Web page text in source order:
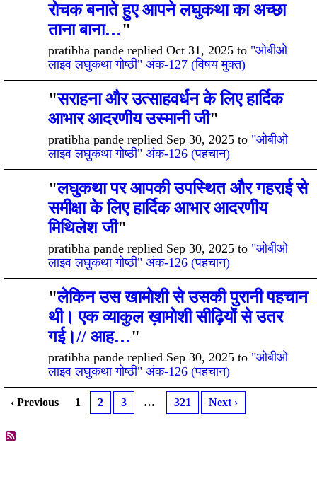
रोचक बनाते हुए आपने लघुकथा का अच्छा
ताना बाना…"
pratibha pande replied Oct 31, 2025 to "ओबीओ
लाइव लघुकथा गोष्ठी" अंक-127 (विषय मुक्त)
"सराहना और उत्साहवर्धन के लिए हार्दिक
आभार आदरणीय उस्मानी जी"
pratibha pande replied Sep 30, 2025 to "ओबीओ
लाइव लघुकथा गोष्ठी" अंक-126 (पहचान)
"लघुकथा पर आपकी उपस्थित और गहराई से
समीक्षा के लिए हार्दिक आभार आदरणीय
मिथिलेश जी"
pratibha pande replied Sep 30, 2025 to "ओबीओ
लाइव लघुकथा गोष्ठी" अंक-126 (पहचान)
"लेकिन उस खामोशी से उसकी पुरानी पहचान
थी। एक व्याकुल ख़ामोशी सीढ़ियों से उतर
गई।// आह…"
pratibha pande replied Sep 30, 2025 to "ओबीओ
लाइव लघुकथा गोष्ठी" अंक-126 (पहचान)
‹ Previous 1 2 3 … 321 Next ›